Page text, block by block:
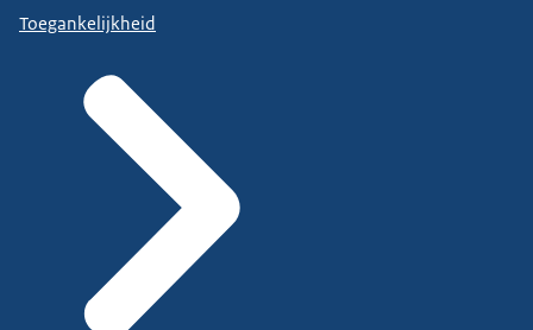
Toegankelijkheid